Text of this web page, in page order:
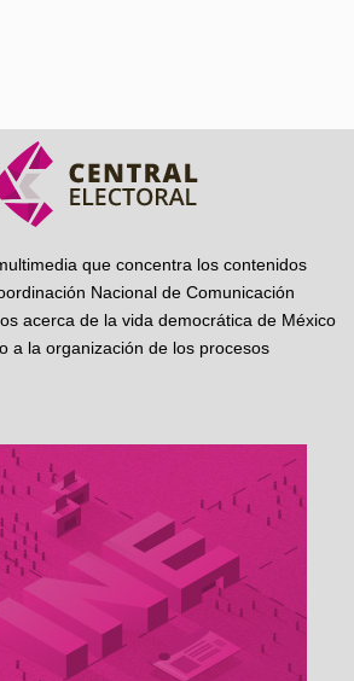
que concentra los contenidos
Nacional de Comunicación
acerca de la vida democrática de México
a la organización de los procesos